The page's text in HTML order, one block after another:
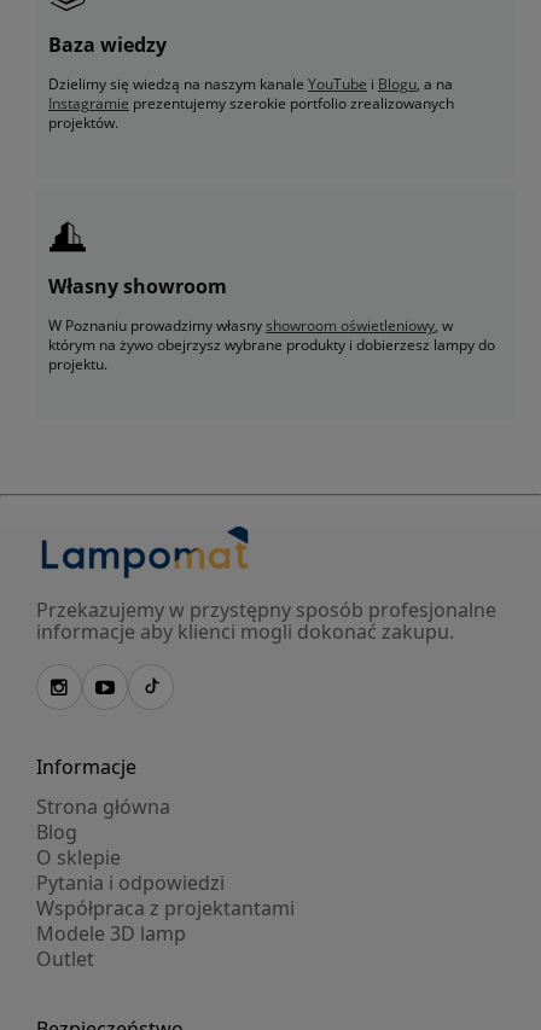
Baza wiedzy
Dzielimy się wiedzą na naszym kanale YouTube i Blogu, a na
Instagramie prezentujemy szerokie portfolio zrealizowanych
projektów.
Własny showroom
W Poznaniu prowadzimy własnyshowroom oświetleniowy, w
którym na żywo obejrzysz wybrane produkty i dobierzesz lampy do
projektu.
Przekazujemy w przystępny sposób profesjonalne
informacje aby klienci mogli dokonać zakupu.
Informacje
Strona główna
Blog
O sklepie
Pytania i odpowiedzi
Współpraca z projektantami
Modele 3D lamp
Outlet